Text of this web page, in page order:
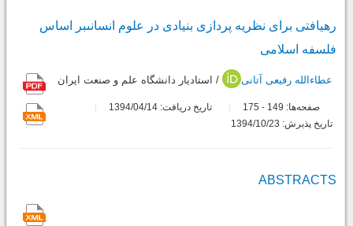
رهیافتى براى نظریه پردازى بنیادى در علوم انسانىبر اساس
فلسفه اسلامى
عطاءالله رفیعی آتانی / استادیار دانشگاه علم و صنعت ایران
صفحه‌ها: 149
-
تاریخ دریافت: 1394/04/14
تاریخ پذیرش: 1394/10/23
ABSTRACTS